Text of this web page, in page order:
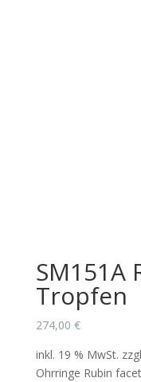
SM151A
Tropfen
274,00 €
inkl. 19 % MwSt.
Ohrringe Rubin